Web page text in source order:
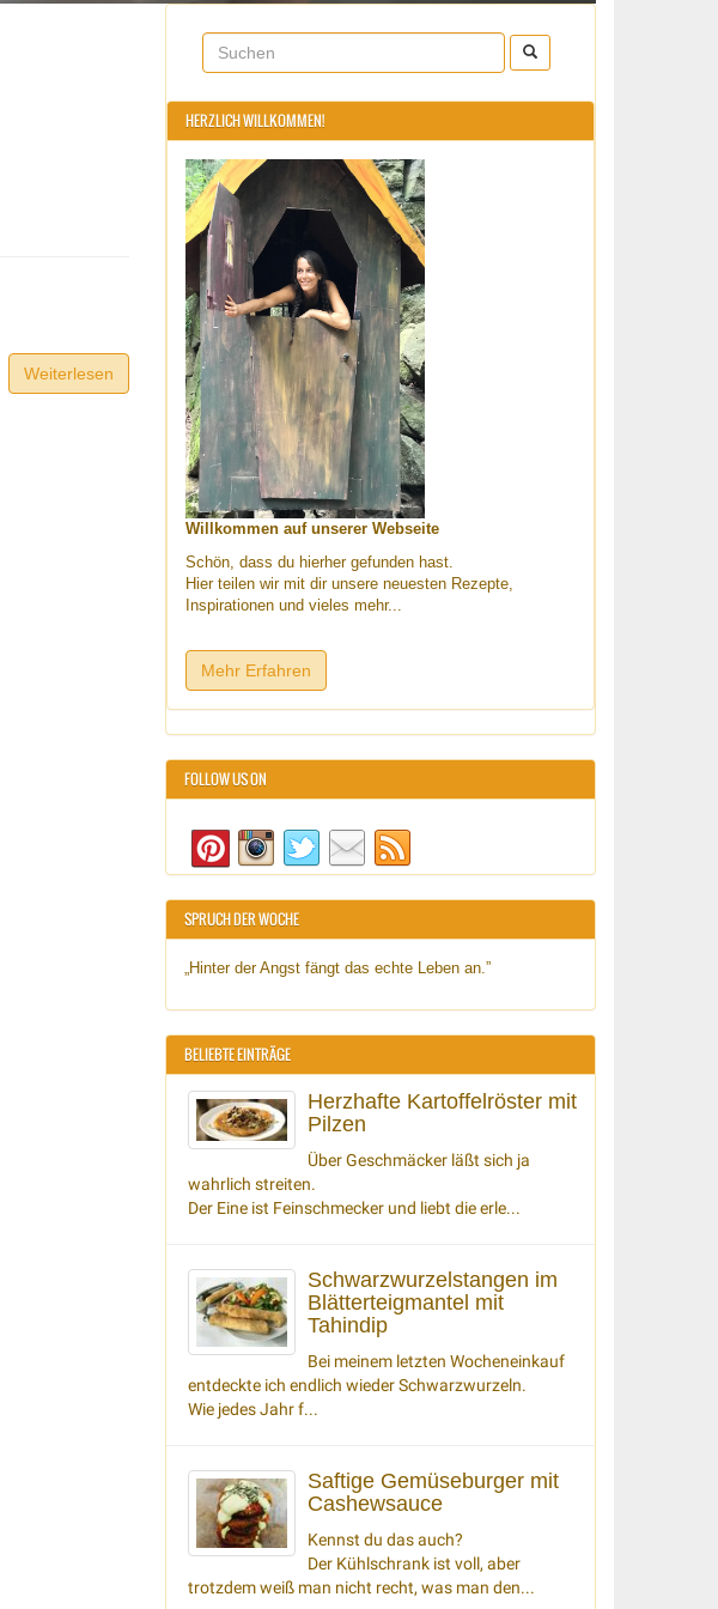
Weiterlesen
HERZLICH WILLKOMMEN!
Willkommen auf unserer Webseite
Schön, dass du hierher gefunden hast.
Hier teilen wir mit dir unsere neuesten Rezepte,
Inspirationen und vieles mehr...
Mehr Erfahren
FOLLOW US ON
SPRUCH DER WOCHE
„Hinter der Angst fängt das echte Leben an.”
BELIEBTE EINTRÄGE
Herzhafte Kartoffelröster mit
Pilzen
Über Geschmäcker läßt sich ja
wahrlich streiten.
Der Eine ist Feinschmecker und liebt die erle...
Schwarzwurzelstangen im
Blätterteigmantel mit
Tahindip
Bei meinem letzten Wocheneinkauf
entdeckte ich endlich wieder Schwarzwurzeln.
Wie jedes Jahr f...
Saftige Gemüseburger mit
Cashewsauce
Kennst du das auch?
Der Kühlschrank ist voll, aber
trotzdem weiß man nicht recht, was man den...